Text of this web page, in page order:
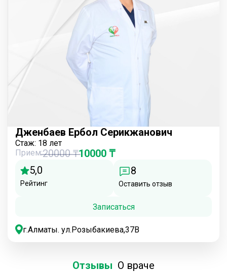
Отзывы О враче
Дженбаев Ербол Серикжанович
Стаж: 18 лет
Прием:20000 ₸10000 ₸
5,0
Рейтинг
8
Оставить отзыв
Записаться
г.Алматы. ул.Розыбакиева,37В